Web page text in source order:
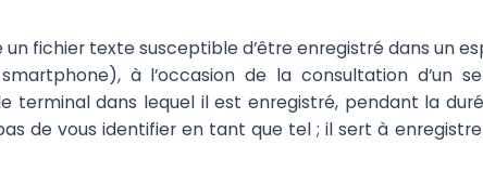
fichier texte susceptible d’être enregistré dans un
à l’occasion de la consultation d’un
terminal dans lequel il est enregistré, pendant la
de vous identifier en tant que tel ; il sert à